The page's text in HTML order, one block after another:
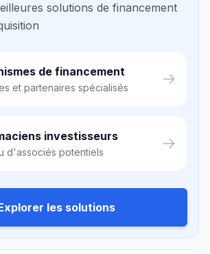
solutions de financement
de financement
et partenaires spécialisés
investisseurs
d'associés potentiels
les solutions